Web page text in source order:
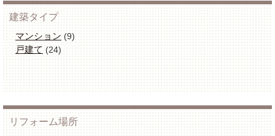
建築タイプ
マンション (9)
戸建て(24)
リフォーム場所